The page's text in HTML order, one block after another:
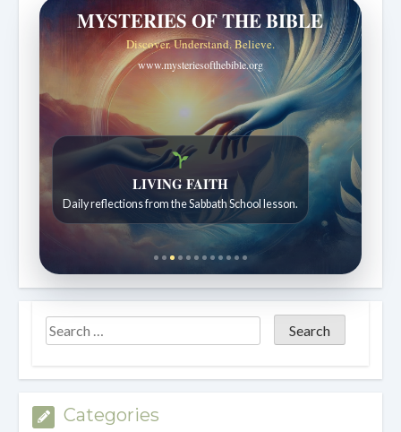
MYSTERIES OF THE BIBLE
Discover. Understand. Believe.
www.mysteriesofthebible.org
Bible Stories to Wonder At
Bible stories for children ages 7 to 12.
Categories